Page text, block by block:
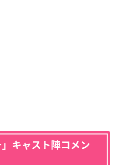
」キャスト陣コメン